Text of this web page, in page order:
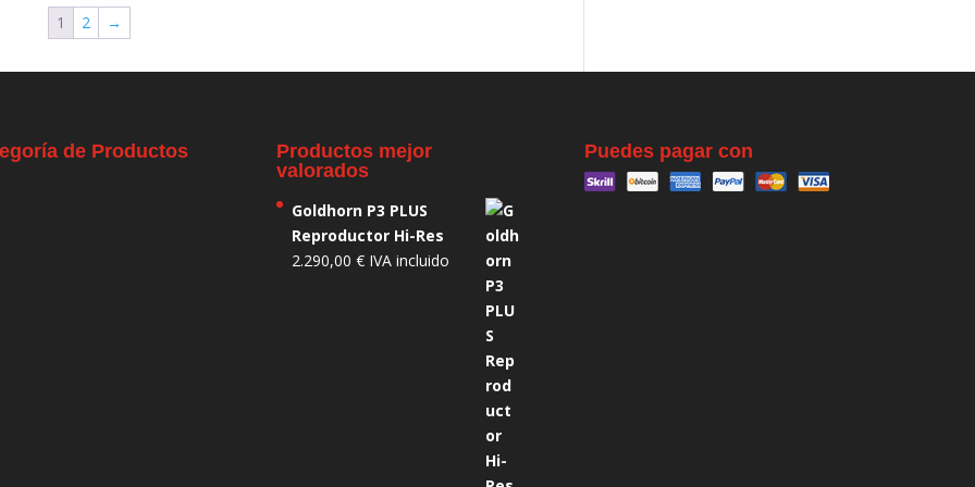
1 2 →
de Productos
Productos mejor
valorados
Goldhorn P3 PLUS
Reproductor Hi-Res
2.290,00 € IVA incluido
Puedes pagar con